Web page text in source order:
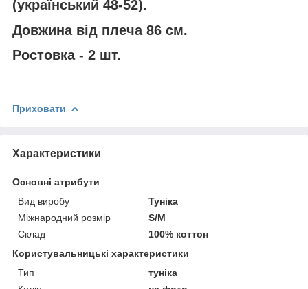
(український 48-52).
Довжина від плеча 86 см.
Ростовка - 2 шт.
Приховати
Характеристики
Основні атрибути
Вид виробу
Туніка
Міжнародний розмір
S/M
Склад
100% коттон
Користувальницькі характеристики
Тип
туніка